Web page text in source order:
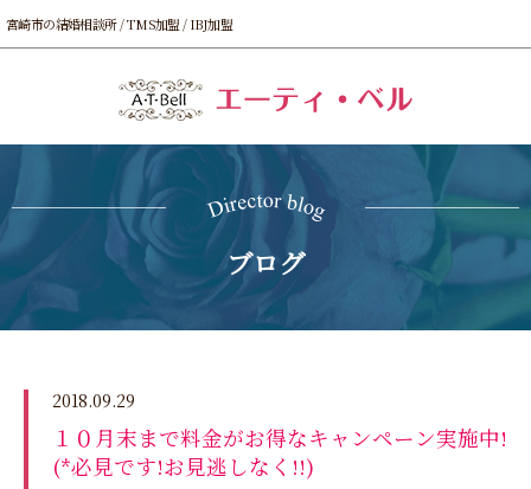
宮崎市の結婚相談所 / TMS加盟 / IBJ加盟
ブログ
2018.09.29
１０月末まで料金がお得なキャンペーン実施中!
(*必見です!お見逃しなく!!)